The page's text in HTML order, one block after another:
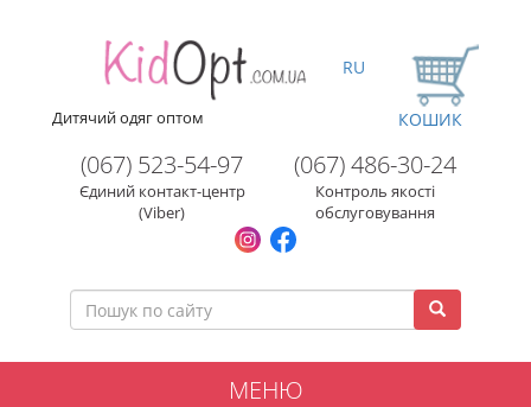
Дитячий одяг оптом
(067) 523-54-97
Єдиний контакт-центр
(Viber)
(067) 486-30-24
Контроль якості
обслуговування
RU
КОШИК
МЕНЮ